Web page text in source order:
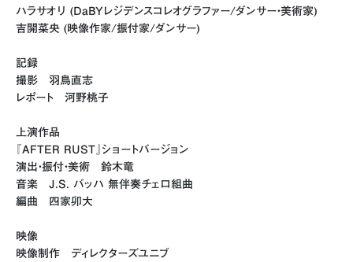
ハラサオリ (DaBYレジデンスコレオグラファー/ダンサー・美術家)
吉開菜央 (映像作家/振付家/ダンサー)
記録
撮影 羽鳥直志
レポート 河野桃子
上演作品
『AFTER RUST』ショートバージョン
演出・振付・美術 鈴木竜
音楽 J.S. バッハ 無伴奏チェロ組曲
編曲 四家卯大
映像
映像制作 ディレクターズユニブ